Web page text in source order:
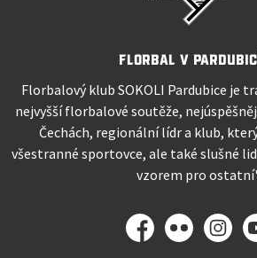
Florbal v
Florbalový klub SOKOLI Pardubice je
nejvyšší florbalové soutěže,
Čechách, regionální lídr a klub,
všestranné sportovce, ale také slušné
vzorem pro
Facebook
Flickr